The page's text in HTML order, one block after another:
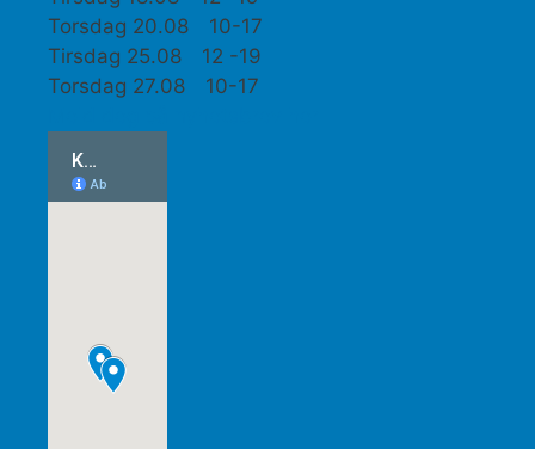
Torsdag 20.08 10-17
Tirsdag 25.08 12 -19
Torsdag 27.08 10-17